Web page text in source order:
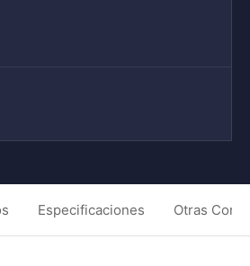
Especificaciones Otras